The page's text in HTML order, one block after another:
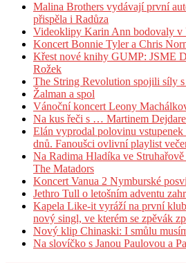
Malina Brothers vydávají první
přispěla i Radůza
Videoklipy Karin Ann bodovaly v
Koncert Bonnie Tyler a Chris
Křest nové knihy GUMP: JSME
Rožek
The String Revolution spojili síly
Žalman a spol
Vánoční koncert Leony
Na kus řeči s … Martinem
Elán vyprodal polovinu vstupenek
dnů. Fanoušci ovlivní playlist
Na Radima Hladíka ve
The Matadors
Koncert Vanua 2 Nymburské
Jethro Tull o letošním adventu
Kapela Like-it vyráží na první
nový singl, ve kterém se zpěvák
Nový klip Chinaski: I smůlu
Na slovíčko s Janou Paulovou a